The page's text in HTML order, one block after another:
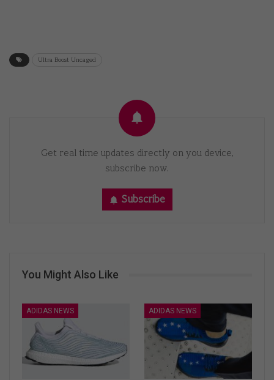
Ultra Boost Uncaged
Get real time updates directly on you device,
subscribe now.
Subscribe
You Might Also Like
ADIDAS NEWS ADIDAS NEWS